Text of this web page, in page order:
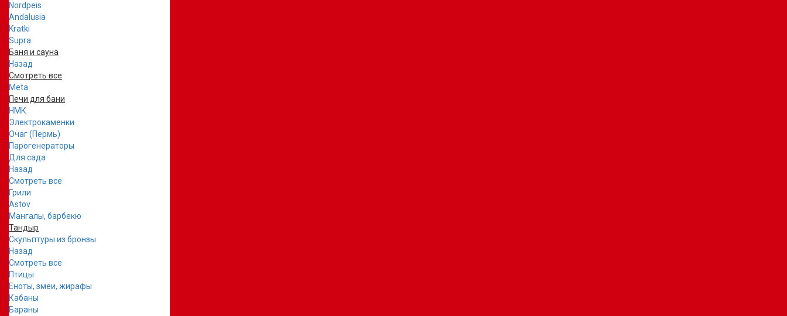
Nordpeis
Andalusia
Kratki
Supra
Баня и сауна
Назад
Смотреть все
Meta
Печи для бани
НМК
Электрокаменки
Очаг (Пермь)
Парогенераторы
Для сада
Назад
Смотреть все
Грили
Astov
Мангалы, барбекю
Тандыр
Скульптуры из бронзы
Назад
Смотреть все
Птицы
Еноты, змеи, жирафы
Кабаны
Бараны